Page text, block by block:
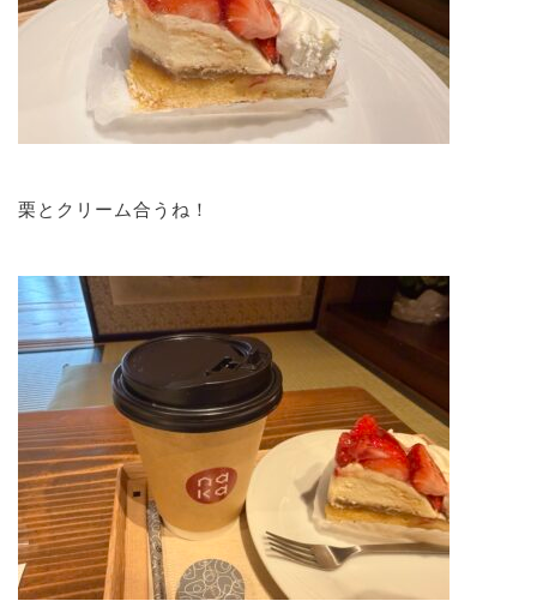
栗とクリーム合うね！